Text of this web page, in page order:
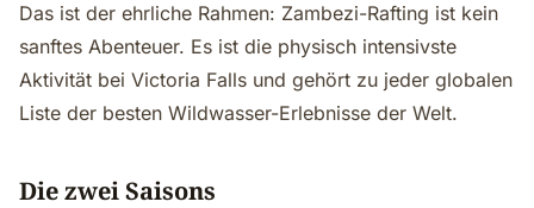
Das ist der ehrliche Rahmen: Zambezi-Rafting ist kein
sanftes Abenteuer. Es ist die physisch intensivste
Aktivität bei Victoria Falls und gehört zu jeder globalen
Liste der besten Wildwasser-Erlebnisse der Welt.
Die zwei Saisons